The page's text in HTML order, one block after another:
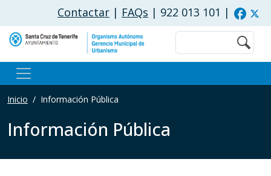
Pasar al contenido principal
Contactar | FAQs | 922 013 101 |
Buscar
Inicio Información Pública
Información Pública